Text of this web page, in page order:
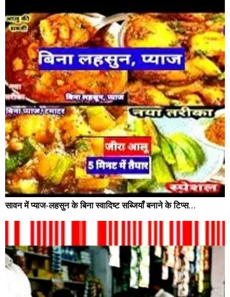
सावन में प्याज-लहसुन के बिना स्वादिष्ट सब्जियाँ बनाने के टिप्स…